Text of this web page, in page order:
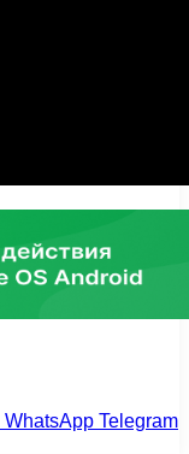
WhatsApp Telegram